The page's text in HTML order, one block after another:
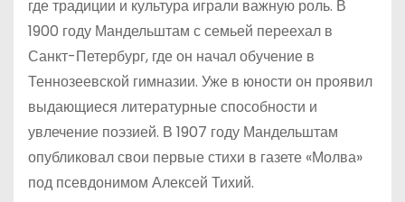
где традиции и культура играли важную роль. В
1900 году Мандельштам с семьей переехал в
Санкт-Петербург, где он начал обучение в
Теннозеевской гимназии. Уже в юности он проявил
выдающиеся литературные способности и
увлечение поэзией. В 1907 году Мандельштам
опубликовал свои первые стихи в газете «Молва»
под псевдонимом Алексей Тихий.